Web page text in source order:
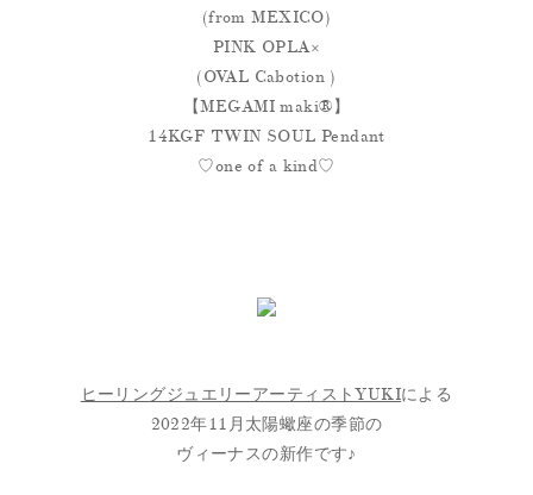
(from MEXICO)
PINK OPLA×
(OVAL Cabotion )
【MEGAMI maki®︎】
14KGF TWIN SOUL Pendant
♡one of a kind♡
ヒーリングジュエリーアーティストYUKIによる
2022年11月太陽蠍座の季節の
ヴィーナスの新作です♪